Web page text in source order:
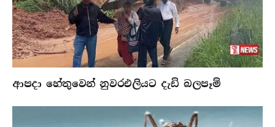
ආපදා හේතුවෙන් නුවරඑලියට දැඩි බලපෑම්